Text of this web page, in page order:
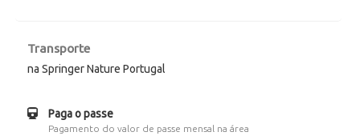
Transporte
na Springer Nature Portugal
Paga o passe
Pagamento do valor de passe mensal na área